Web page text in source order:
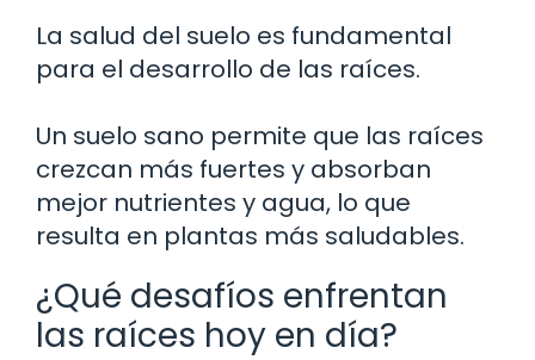
La salud del suelo es fundamental
para el desarrollo de las raíces.
Un suelo sano permite que las raíces
crezcan más fuertes y absorban
mejor nutrientes y agua, lo que
resulta en plantas más saludables.
¿Qué desafíos enfrentan
las raíces hoy en día?